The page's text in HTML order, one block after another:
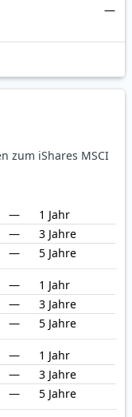
—
zum iShares MSCI
—
1 Jahr
—
3 Jahre
—
5 Jahre
—
1 Jahr
—
3 Jahre
—
5 Jahre
—
1 Jahr
—
3 Jahre
—
5 Jahre